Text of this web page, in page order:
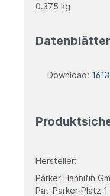
0.375 kg
Datenblätter
Download:
Hersteller:
Parker Hannifin
Pat-Parker-Platz 1